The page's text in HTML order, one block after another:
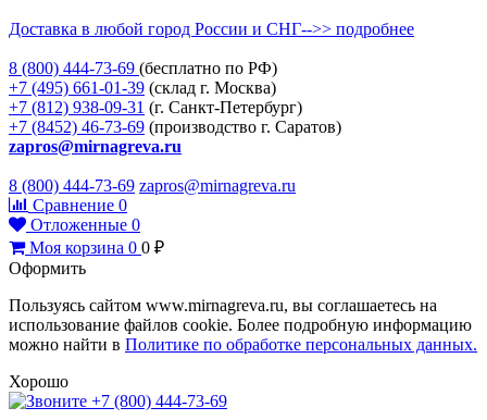
Доставка в любой город России и СНГ-->> подробнее
8 (800) 444-73-69 (бесплатно по РФ)
+7 (495) 661-01-39 (склад г. Москва)
+7 (812) 938-09-31 (г. Санкт-Петербург)
+7 (8452) 46-73-69 (производство г. Саратов)
zapros@mirnagreva.ru
8 (800) 444-73-69 zapros@mirnagreva.ru
Сравнение 0
Отложенные 0
Моя корзина 0 0 ₽
Оформить
Пользуясь сайтом www.mirnagreva.ru, вы соглашаетесь на
использование файлов cookie. Более подробную информацию
можно найти в Политике по обработке персональных данных.
Хорошо